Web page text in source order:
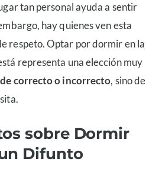
tan personal ayuda a sentir
hay quienes ven esta
respeto. Optar por dormir en la
representa una elección muy
correcto o incorrecto, sino de
sobre Dormir
Difunto